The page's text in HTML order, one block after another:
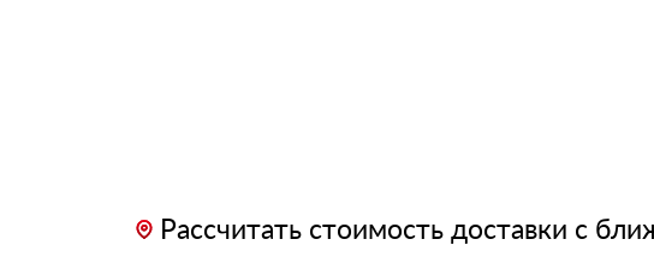
Рассчитать стоимость доставки с